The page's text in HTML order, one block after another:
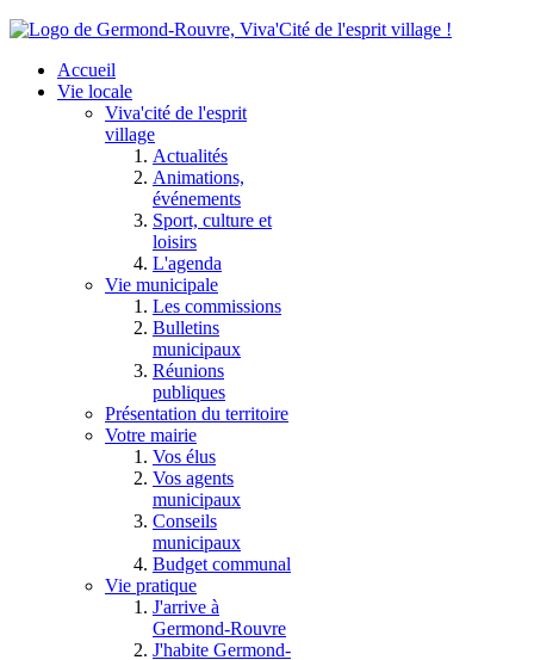
Accueil
Vie locale
Viva'cité de l'esprit
village
Actualités
Animations,
événements
Sport, culture et
loisirs
L'agenda
Vie municipale
Les commissions
Bulletins
municipaux
Réunions
publiques
Présentation du territoire
Votre mairie
Vos élus
Vos agents
municipaux
Conseils
municipaux
Budget communal
Vie pratique
J'arrive à
Germond-Rouvre
J'habite Germond-